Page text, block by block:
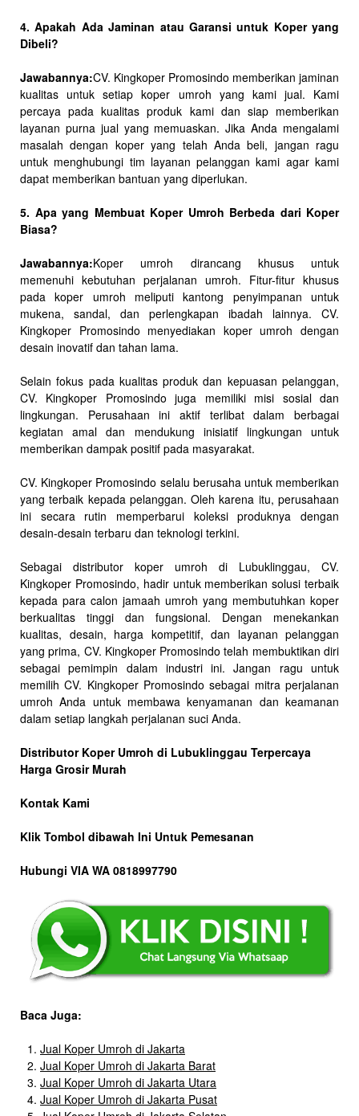
4. Apakah Ada Jaminan atau Garansi untuk Koper yang
Dibeli?
Jawabannya:CV. Kingkoper Promosindo memberikan jaminan
kualitas untuk setiap koper umroh yang kami jual. Kami
percaya pada kualitas produk kami dan siap memberikan
layanan purna jual yang memuaskan. Jika Anda mengalami
masalah dengan koper yang telah Anda beli, jangan ragu
untuk menghubungi tim layanan pelanggan kami agar kami
dapat memberikan bantuan yang diperlukan.
5. Apa yang Membuat Koper Umroh Berbeda dari Koper
Biasa?
Jawabannya:Koper umroh dirancang khusus untuk
memenuhi kebutuhan perjalanan umroh. Fitur-fitur khusus
pada koper umroh meliputi kantong penyimpanan untuk
mukena, sandal, dan perlengkapan ibadah lainnya. CV.
Kingkoper Promosindo menyediakan koper umroh dengan
desain inovatif dan tahan lama.
Selain fokus pada kualitas produk dan kepuasan pelanggan,
CV. Kingkoper Promosindo juga memiliki misi sosial dan
lingkungan. Perusahaan ini aktif terlibat dalam berbagai
kegiatan amal dan mendukung inisiatif lingkungan untuk
memberikan dampak positif pada masyarakat.
CV. Kingkoper Promosindo selalu berusaha untuk memberikan
yang terbaik kepada pelanggan. Oleh karena itu, perusahaan
ini secara rutin memperbarui koleksi produknya dengan
desain-desain terbaru dan teknologi terkini.
Sebagai distributor koper umroh di Lubuklinggau, CV.
Kingkoper Promosindo, hadir untuk memberikan solusi terbaik
kepada para calon jamaah umroh yang membutuhkan koper
berkualitas tinggi dan fungsional. Dengan menekankan
kualitas, desain, harga kompetitif, dan layanan pelanggan
yang prima, CV. Kingkoper Promosindo telah membuktikan diri
sebagai pemimpin dalam industri ini. Jangan ragu untuk
memilih CV. Kingkoper Promosindo sebagai mitra perjalanan
umroh Anda untuk membawa kenyamanan dan keamanan
dalam setiap langkah perjalanan suci Anda.
Distributor Koper Umroh di Lubuklinggau Terpercaya
Harga Grosir Murah
Kontak Kami
Klik Tombol dibawah Ini Untuk Pemesanan
Hubungi VIA WA 0818997790
Baca Juga:
Jual Koper Umroh di Jakarta
Jual Koper Umroh di Jakarta Barat
Jual Koper Umroh di Jakarta Utara
Jual Koper Umroh di Jakarta Pusat